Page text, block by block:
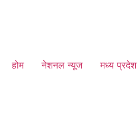
होम नेशनल न्यूज मध्य प्रदेश